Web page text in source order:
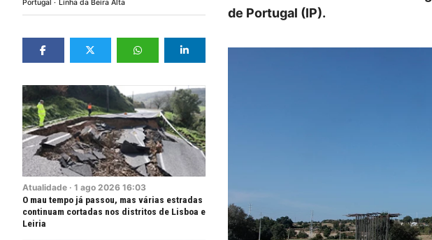
Portugal
Linha da Beira Alta
Atualidade · 1 ago 2026 16:03
O mau tempo já passou, mas várias estradas
continuam cortadas nos distritos de Lisboa e
Leiria
de Portugal (IP).